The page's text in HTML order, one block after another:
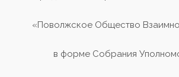
«Поволжское Общество
в форме Собрания